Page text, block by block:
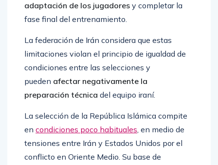
adaptación de los jugadores y completar la
fase final del entrenamiento.
La federación de Irán considera que estas
limitaciones violan el principio de igualdad de
condiciones entre las selecciones y
pueden afectar negativamente la
preparación técnica del equipo iraní.
La selección de la República Islámica compite
en condiciones poco habituales, en medio de
tensiones entre Irán y Estados Unidos por el
conflicto en Oriente Medio. Su base de